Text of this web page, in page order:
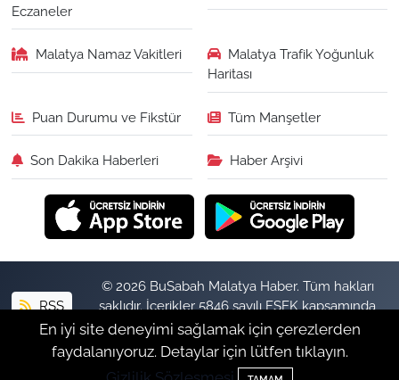
Eczaneler
Malatya Namaz Vakitleri
Malatya Trafik Yoğunluk
Haritası
Puan Durumu ve Fikstür Tüm Manşetler
Son Dakika Haberleri Haber Arşivi
RSS
© 2026 BuSabah Malatya Haber. Tüm hakları
saklıdır. İçerikler 5846 sayılı FSEK kapsamında
izinsiz kopyalanamaz.
Haber Yazılımı:TE Bilişim
En iyi site deneyimi sağlamak için çerezlerden
faydalanıyoruz. Detaylar için lütfen tıklayın.